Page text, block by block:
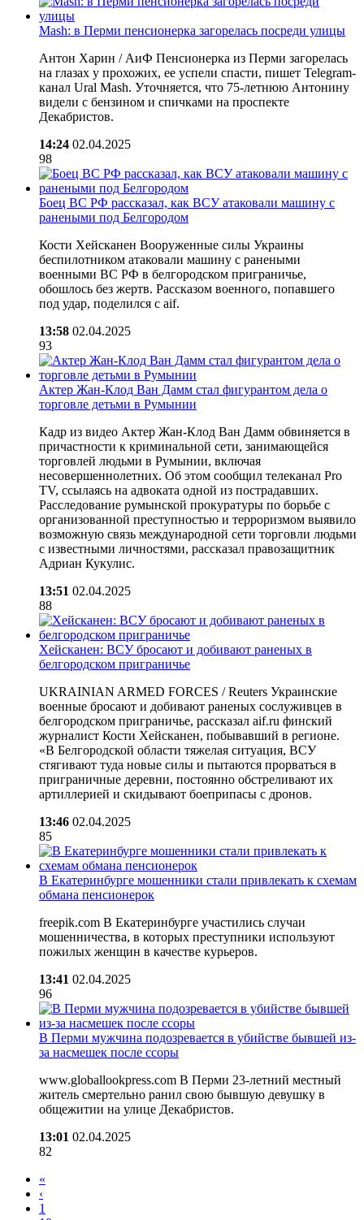
Mash: в Перми пенсионерка загорелась посреди улицы
Антон Харин / АиФ Пенсионерка из Перми загорелась
на глазах у прохожих, ее успели спасти, пишет Telegram-
канал Ural Mash. Уточняется, что 75-летнюю Антонину
видели с бензином и спичками на проспекте
Декабристов.
14:24 02.04.2025
98
Боец ВС РФ рассказал, как ВСУ атаковали машину с
ранеными под Белгородом
Кости Хейсканен Вооруженные силы Украины
беспилотником атаковали машину с ранеными
военными ВС РФ в белгородском приграничье,
обошлось без жертв. Рассказом военного, попавшего
под удар, поделился с aif.
13:58 02.04.2025
93
Актер Жан-Клод Ван Дамм стал фигурантом дела о
торговле детьми в Румынии
Кадр из видео Актер Жан-Клод Ван Дамм обвиняется в
причастности к криминальной сети, занимающейся
торговлей людьми в Румынии, включая
несовершеннолетних. Об этом сообщил телеканал Pro
TV, ссылаясь на адвоката одной из пострадавших.
Расследование румынской прокуратуры по борьбе с
организованной преступностью и терроризмом выявило
возможную связь международной сети торговли людьми
с известными личностями, рассказал правозащитник
Адриан Кукулис.
13:51 02.04.2025
88
Хейсканен: ВСУ бросают и добивают раненых в
белгородском приграничье
UKRAINIAN ARMED FORCES / Reuters Украинские
военные бросают и добивают раненых сослуживцев в
белгородском приграничье, рассказал aif.ru финский
журналист Кости Хейсканен, побывавший в регионе.
«В Белгородской области тяжелая ситуация, ВСУ
стягивают туда новые силы и пытаются прорваться в
приграничные деревни, постоянно обстреливают их
артиллерией и скидывают боеприпасы с дронов.
13:46 02.04.2025
85
В Екатеринбурге мошенники стали привлекать к схемам
обмана пенсионерок
freepik.com В Екатеринбурге участились случаи
мошенничества, в которых преступники используют
пожилых женщин в качестве курьеров.
13:41 02.04.2025
96
В Перми мужчина подозревается в убийстве бывшей из-
за насмешек после ссоры
www.globallookpress.com В Перми 23-летний местный
житель смертельно ранил свою бывшую девушку в
общежитии на улице Декабристов.
13:01 02.04.2025
82
«
‹
1